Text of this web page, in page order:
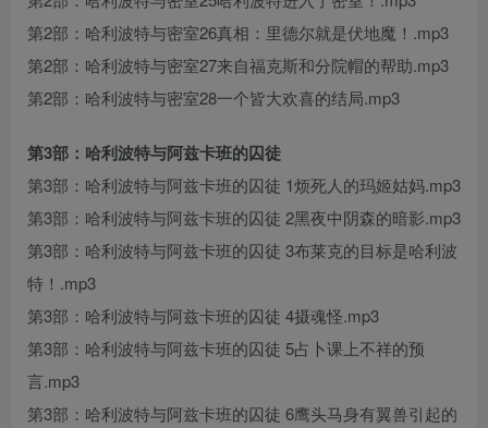
第2部：哈利波特与密室26真相：里德尔就是伏地魔！.mp3
第2部：哈利波特与密室27来自福克斯和分院帽的帮助.mp3
第2部：哈利波特与密室28一个皆大欢喜的结局.mp3
第3部：哈利波特与阿兹卡班的囚徒
第3部：哈利波特与阿兹卡班的囚徒 1烦死人的玛姬姑妈.mp3
第3部：哈利波特与阿兹卡班的囚徒 2黑夜中阴森的暗影.mp3
第3部：哈利波特与阿兹卡班的囚徒 3布莱克的目标是哈利波
特！.mp3
第3部：哈利波特与阿兹卡班的囚徒 4摄魂怪.mp3
第3部：哈利波特与阿兹卡班的囚徒 5占卜课上不祥的预
言.mp3
第3部：哈利波特与阿兹卡班的囚徒 6鹰头马身有翼兽引起的